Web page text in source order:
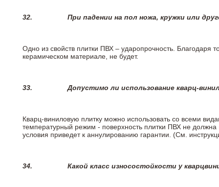
32. При падении на пол ножа, кружки или
Одно из свойств плитки ПВХ – ударопрочность. Благодаря
керамическом материале, не будет.
33.Допустимо ли использование кварц-
Кварц-виниловую плитку можно использовать со всеми
температурный режим - поверхность плитки ПВХ не
условия приведет к аннулированию гарантии. (См.
34. Какой класс износостойкости у